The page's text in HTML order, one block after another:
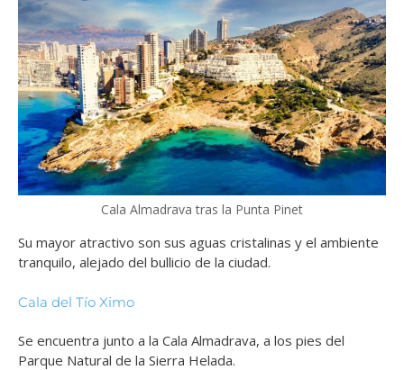
Cala Almadrava tras la Punta Pinet
Su mayor atractivo son sus aguas cristalinas y el ambiente
tranquilo, alejado del bullicio de la ciudad.
Cala del Tío Ximo
Se encuentra junto a la Cala Almadrava, a los pies del
Parque Natural de la Sierra Helada.